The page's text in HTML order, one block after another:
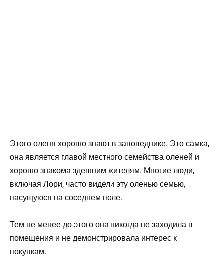
Этого оленя хорошо знают в заповеднике. Это самка,
она является главой местного семейства оленей и
хорошо знакома здешним жителям. Многие люди,
включая Лори, часто видели эту оленью семью,
пасущуюся на соседнем поле.
Тем не менее до этого она никогда не заходила в
помещения и не демонстрировала интерес к
покупкам.